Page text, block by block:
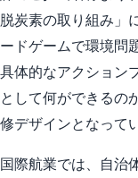
脱炭素の取り組み」
ードゲームで環境問
具体的なアクション
として何ができるの
修デザインとなって
国際航業では、自治